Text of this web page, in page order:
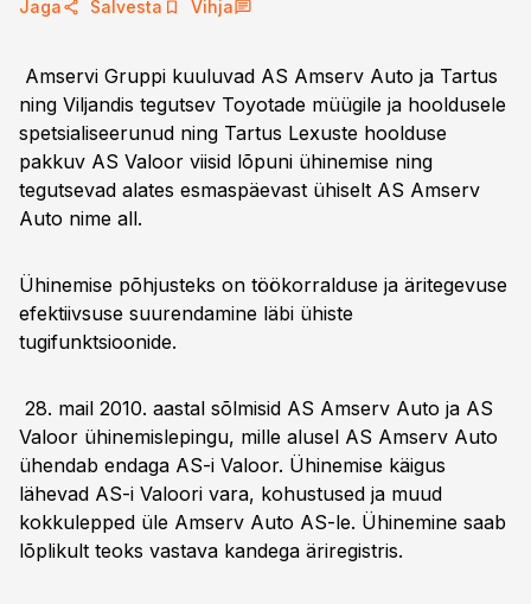
Jaga Salvesta Vihja
Amservi Gruppi kuuluvad AS Amserv Auto ja Tartus
ning Viljandis tegutsev Toyotade müügile ja hooldusele
spetsialiseerunud ning Tartus Lexuste hoolduse
pakkuv AS Valoor viisid lõpuni ühinemise ning
tegutsevad alates esmaspäevast ühiselt AS Amserv
Auto nime all.
Ühinemise põhjusteks on töökorralduse ja äritegevuse
efektiivsuse suurendamine läbi ühiste
tugifunktsioonide.
28. mail 2010. aastal sõlmisid AS Amserv Auto ja AS
Valoor ühinemislepingu, mille alusel AS Amserv Auto
ühendab endaga AS-i Valoor. Ühinemise käigus
lähevad AS-i Valoori vara, kohustused ja muud
kokkulepped üle Amserv Auto AS-le. Ühinemine saab
lõplikult teoks vastava kandega äriregistris.